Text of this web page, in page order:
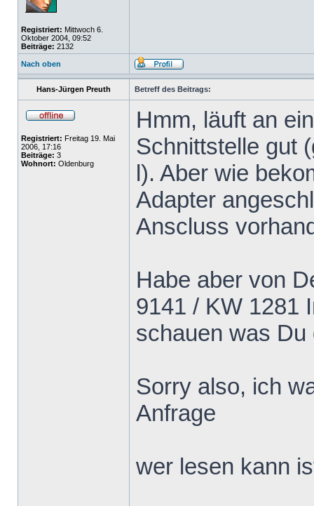
Registriert: Mittwoch 6.
Oktober 2004, 09:52
Beiträge: 2132
Nach oben
Hans-Jürgen Preuth Betreff des Beitrags:
Registriert: Freitag 19. Mai
2006, 17:16
Beiträge: 3
Wohnort: Oldenburg
Hmm, läuft an
Schnittstelle gut
l). Aber wie
Adapter
Anscluss
Habe aber von
9141 / KW 1281
schauen was Du
Sorry also, ich
Anfrage
wer lesen kann